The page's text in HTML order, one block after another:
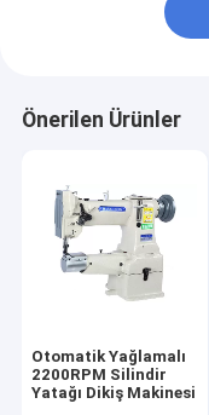
Önerilen Ürünler
Otomatik Yağlamalı
2200RPM Silindir
Yatağı Dikiş Makinesi